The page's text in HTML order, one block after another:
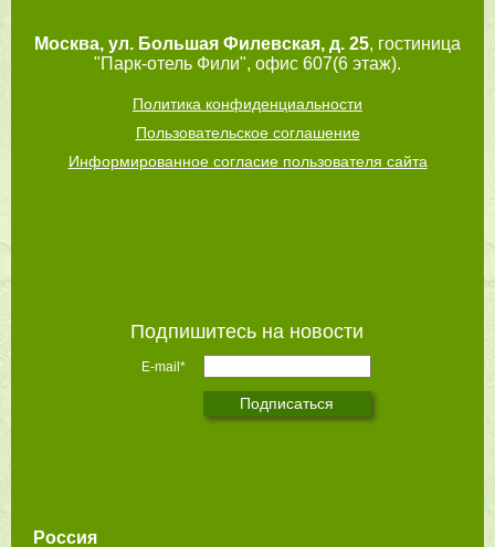
Москва, ул. Большая Филевская, д. 25, гостиница
"Парк-отель Фили", офис 607(6 этаж).
Политика конфиденциальности
Пользовательское соглашение
Информированное согласие пользователя сайта
Подпишитесь на новости
E-mail*
Россия